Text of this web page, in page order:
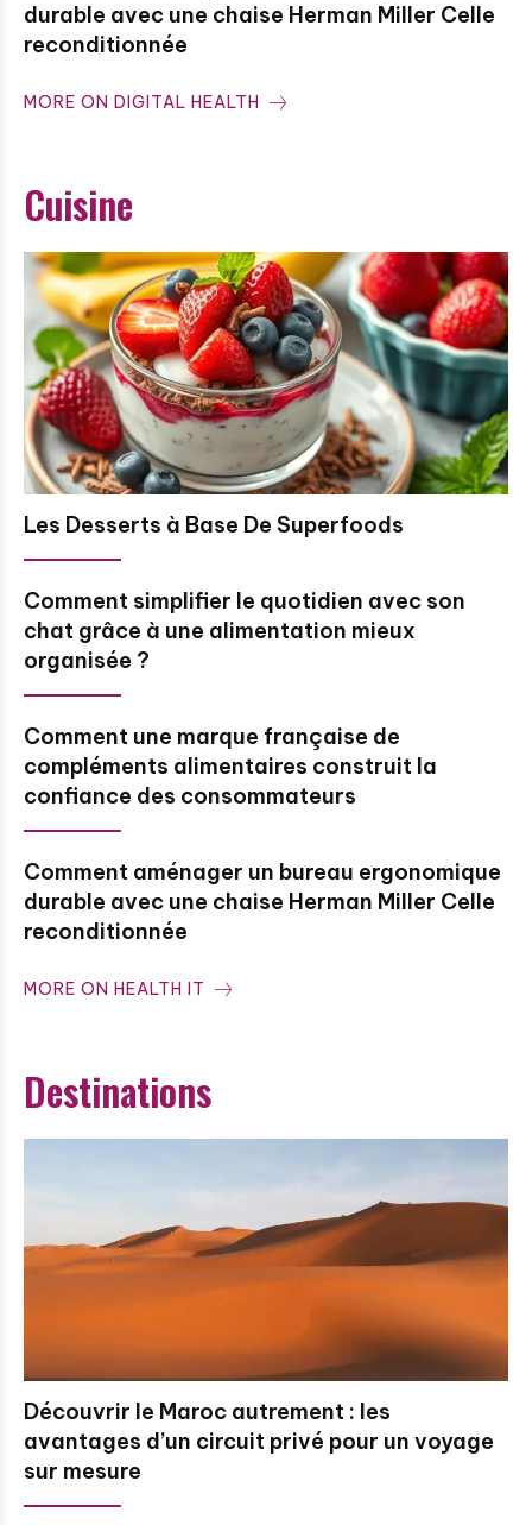
durable avec une chaise Herman Miller Celle
reconditionnée
MORE ON DIGITAL HEALTH
Cuisine
Les Desserts à Base De Superfoods
Comment simplifier le quotidien avec son
chat grâce à une alimentation mieux
organisée ?
Comment une marque française de
compléments alimentaires construit la
confiance des consommateurs
Comment aménager un bureau ergonomique
durable avec une chaise Herman Miller Celle
reconditionnée
MORE ON HEALTH IT
Destinations
Découvrir le Maroc autrement : les
avantages d’un circuit privé pour un voyage
sur mesure